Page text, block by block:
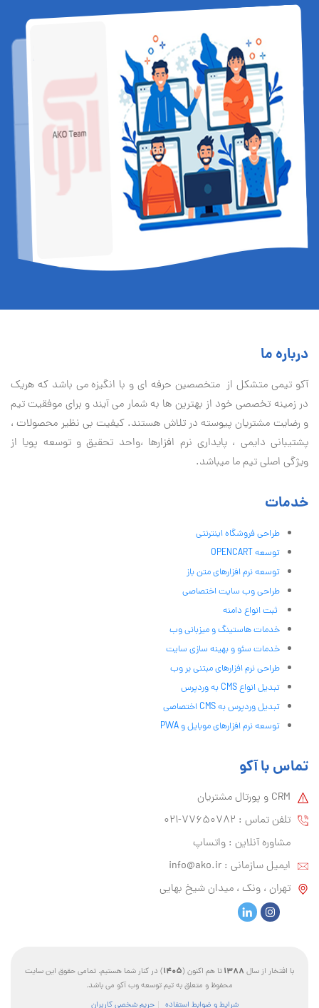
درباره ما
آكو تيمی متشکل از متخصصین حرفه ای و با انگیزه می باشد که هریک
در زمینه تخصصی خود از بهترین ها به شمار می آیند و برای موفقیت تيم
و رضایت مشتریان پیوسته در تلاش هستند. کیفیت بی نظير محصولات ،
پشتیبانی دايمی ، پایداری نرم افزارها ،واحد تحقیق و توسعه پویا از
ویژگی اصلی تیم ما میباشد.
خدمات
طراحی فروشگاه اینترنتی
توسعه OPENCART
توسعه نرم افزارهای متن باز
طراحی وب سایت اختصاصی
ثبت انواع دامنه
خدمات هاستینگ و میزبانی وب
خدمات سئو و بهینه سازی سایت
طراحی نرم افزارهای مبتنی بر وب
تبدیل انواع CMS به وردپرس
تبدیل وردپرس به CMS اختصاصی
توسعه نرم افزارهای موبایل و PWA
تماس با آکو
CRM و پورتال مشتریان
تلفن تماس :‌ 77650782-021
مشاوره آنلاین : واتساپ
ایمیل سازمانی :‌ info@ako.ir
تهران ، ونک ، میدان شیخ بهایی
با افتخار از سال 1388تا هم اکنون (1405) در کنار شما هستیم. تمامی حقوق این سایت
محفوظ و متعلق به تیم توسعه وب آکو می باشد.
شرایط و ضوابط استفاده
حریم شخصی کاربران